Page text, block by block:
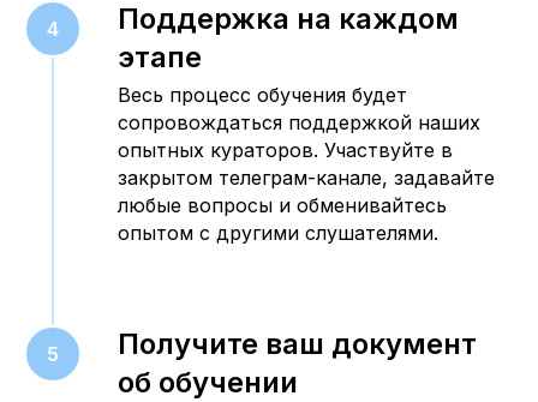
Поддержка на каждом
этапе
Весь процесс обучения будет
сопровождаться поддержкой наших
опытных кураторов. Участвуйте в
закрытом телеграм-канале, задавайте
любые вопросы и обменивайтесь
опытом с другими слушателями.
Получите ваш документ
об обучении